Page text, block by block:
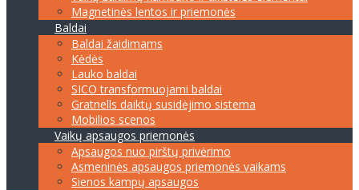
Magnetinės lentos ir priemonės
Baldai
Baldai žaidimams
Kėdės
Lauko baldai
SICO transformuojami baldai
Gratnells daiktų susidėjimo sistema
Mobilios scenos
Vaikų apsaugos priemonės
Apsaugos nuo pirštų privėrimo
Asmeninės apsaugos priemonės vaikams
Sienos kampų apsaugos